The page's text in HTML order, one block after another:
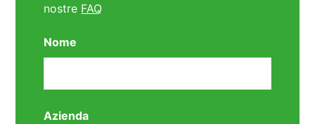
nostre FAQ
Nome
Azienda